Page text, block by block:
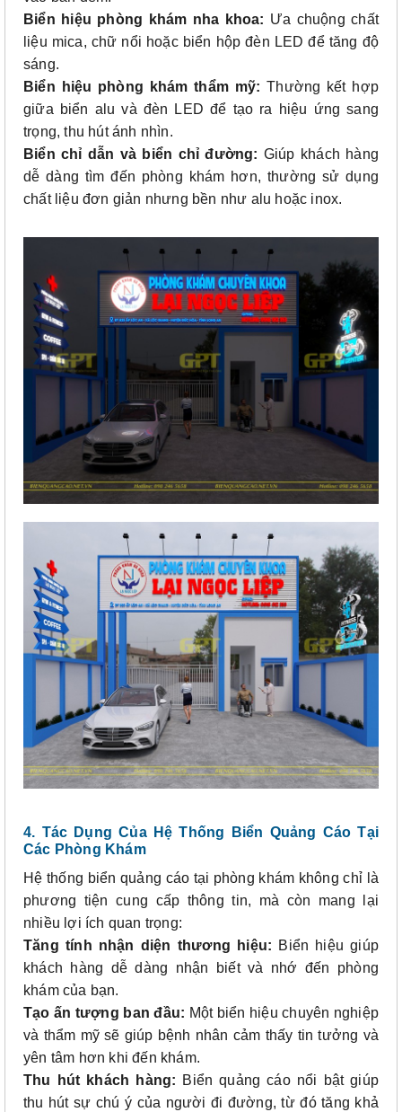
Biển hiệu phòng khám nha khoa: Ưa chuộng chất
liệu mica, chữ nổi hoặc biển hộp đèn LED để tăng độ
sáng.
Biển hiệu phòng khám thẩm mỹ: Thường kết hợp
giữa biển alu và đèn LED để tạo ra hiệu ứng sang
trọng, thu hút ánh nhìn.
Biển chỉ dẫn và biển chỉ đường: Giúp khách hàng
dễ dàng tìm đến phòng khám hơn, thường sử dụng
chất liệu đơn giản nhưng bền như alu hoặc inox.
4. Tác Dụng Của Hệ Thống Biển Quảng Cáo Tại
Các Phòng Khám
Hệ thống biển quảng cáo tại phòng khám không chỉ là
phương tiện cung cấp thông tin, mà còn mang lại
nhiều lợi ích quan trọng:
Tăng tính nhận diện thương hiệu: Biển hiệu giúp
khách hàng dễ dàng nhận biết và nhớ đến phòng
khám của bạn.
Tạo ấn tượng ban đầu: Một biển hiệu chuyên nghiệp
và thẩm mỹ sẽ giúp bệnh nhân cảm thấy tin tưởng và
yên tâm hơn khi đến khám.
Thu hút khách hàng: Biển quảng cáo nổi bật giúp
thu hút sự chú ý của người đi đường, từ đó tăng khả